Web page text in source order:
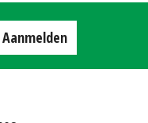
Aanmelden